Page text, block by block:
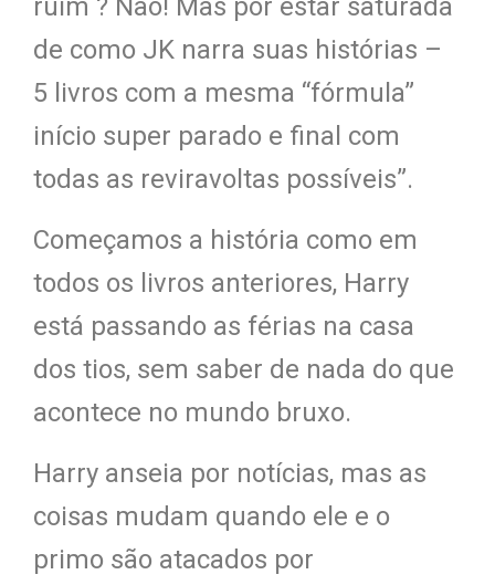
de como JK narra suas histórias –
5 livros com a mesma “fórmula”
início super parado e final com
todas as reviravoltas possíveis”.
Começamos a história como em
todos os livros anteriores, Harry
está passando as férias na casa
dos tios, sem saber de nada do que
acontece no mundo bruxo.
Harry anseia por notícias, mas as
coisas mudam quando ele e o
primo são atacados por